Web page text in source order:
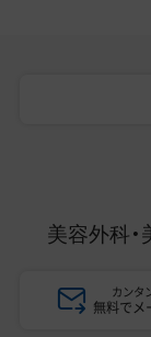
美容外科
カンタ
無料でメ